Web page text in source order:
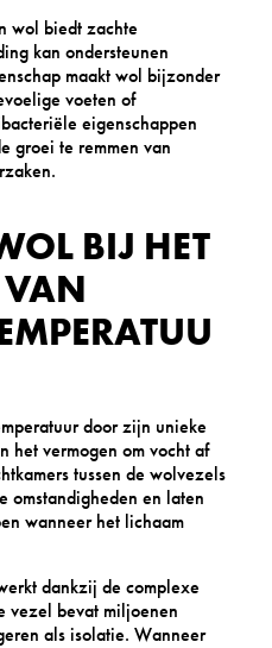
wol biedt zachte
kan ondersteunen
maakt wol bijzonder
voeten of
eigenschappen
groei te remmen van
BIJ HET
VAN
door zijn unieke
het vermogen om vocht af
tussen de wolvezels
omstandigheden en laten
wanneer het lichaam
dankzij de complexe
vezel bevat miljoenen
als isolatie. Wanneer